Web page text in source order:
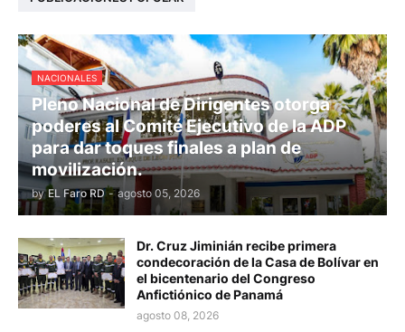
NACIONALES
Pleno Nacional de Dirigentes otorga
poderes al Comité Ejecutivo de la ADP
para dar toques finales a plan de
movilización.
by EL Faro RD - agosto 05, 2026
Dr. Cruz Jiminián recibe primera
condecoración de la Casa de Bolívar en
el bicentenario del Congreso
Anfictiónico de Panamá
agosto 08, 2026